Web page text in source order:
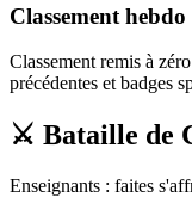
Classement hebdo
Classement remis à
précédentes et badges
⚔️ Bataille de
Enseignants : faites